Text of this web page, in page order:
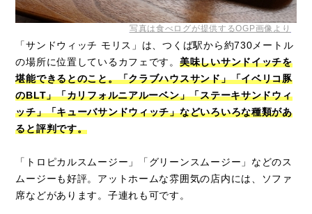
写真は食べログが提供するOGP画像より
「サンドウィッチ モリス」は、つくば駅から約730メートル
の場所に位置しているカフェです。 美味しいサンドイッチを
堪能できるとのこと。「クラブハウスサンド」「イベリコ豚
のBLT」「カリフォルニアルーベン」「ステーキサンドウィ
ッチ」「キューバサンドウィッチ」などいろいろな種類があ
ると評判です。
「トロピカルスムージー」「グリーンスムージー」などのス
ムージーも好評。アットホームな雰囲気の店内には、ソファ
席などがあります。子連れも可です。